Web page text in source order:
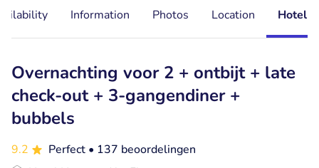
Information Photos Location Hotel
Overnachting voor 2 + ontbijt + late
check-out + 3-gangendiner +
bubbels
9.2 Perfect • 137 beoordelingen